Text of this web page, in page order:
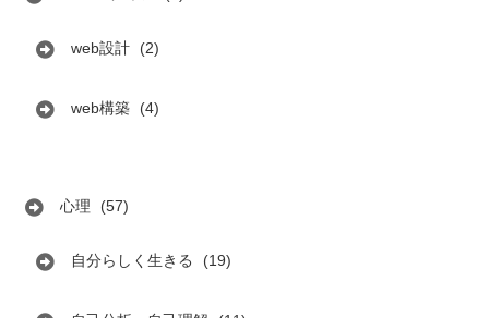
web設計 (2)
web構築 (4)
心理 (57)
自分らしく生きる (19)